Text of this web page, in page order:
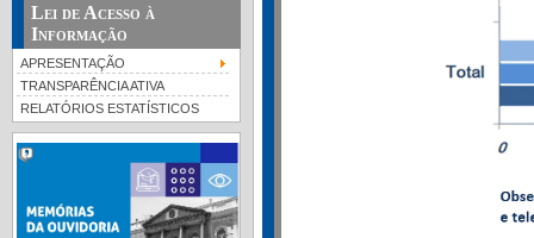
Lei de Acesso à
Informação
APRESENTAÇÃO
TRANSPARÊNCIA ATIVA
RELATÓRIOS ESTATÍSTICOS